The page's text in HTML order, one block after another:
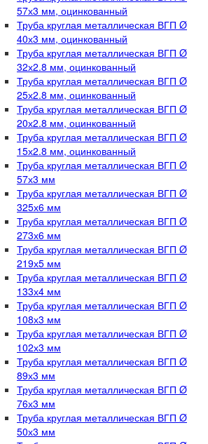
57х3 мм, оцинкованный
Труба круглая металлическая ВГП Ø
40х3 мм, оцинкованный
Труба круглая металлическая ВГП Ø
32х2.8 мм, оцинкованный
Труба круглая металлическая ВГП Ø
25х2.8 мм, оцинкованный
Труба круглая металлическая ВГП Ø
20х2.8 мм, оцинкованный
Труба круглая металлическая ВГП Ø
15х2.8 мм, оцинкованный
Труба круглая металлическая ВГП Ø
57х3 мм
Труба круглая металлическая ВГП Ø
325х6 мм
Труба круглая металлическая ВГП Ø
273х6 мм
Труба круглая металлическая ВГП Ø
219х5 мм
Труба круглая металлическая ВГП Ø
133х4 мм
Труба круглая металлическая ВГП Ø
108х3 мм
Труба круглая металлическая ВГП Ø
102х3 мм
Труба круглая металлическая ВГП Ø
89х3 мм
Труба круглая металлическая ВГП Ø
76х3 мм
Труба круглая металлическая ВГП Ø
50х3 мм